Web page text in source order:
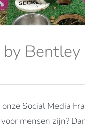
by Bentley
Social Media
mensen zijn?